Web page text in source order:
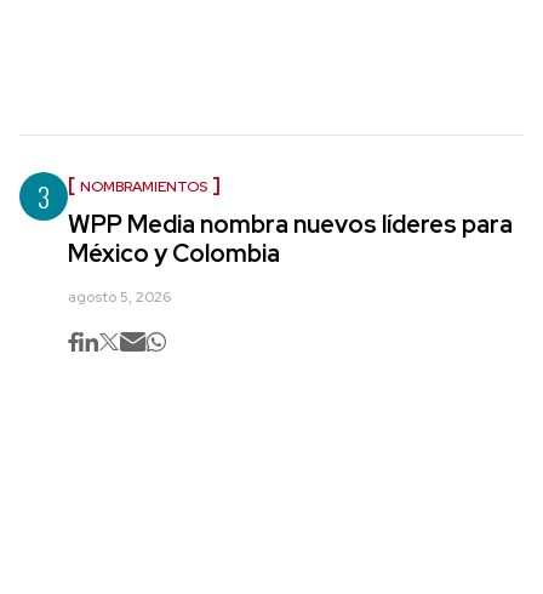
3 NOMBRAMIENTOS
WPP Media nombra nuevos líderes para
México y Colombia
agosto 5, 2026